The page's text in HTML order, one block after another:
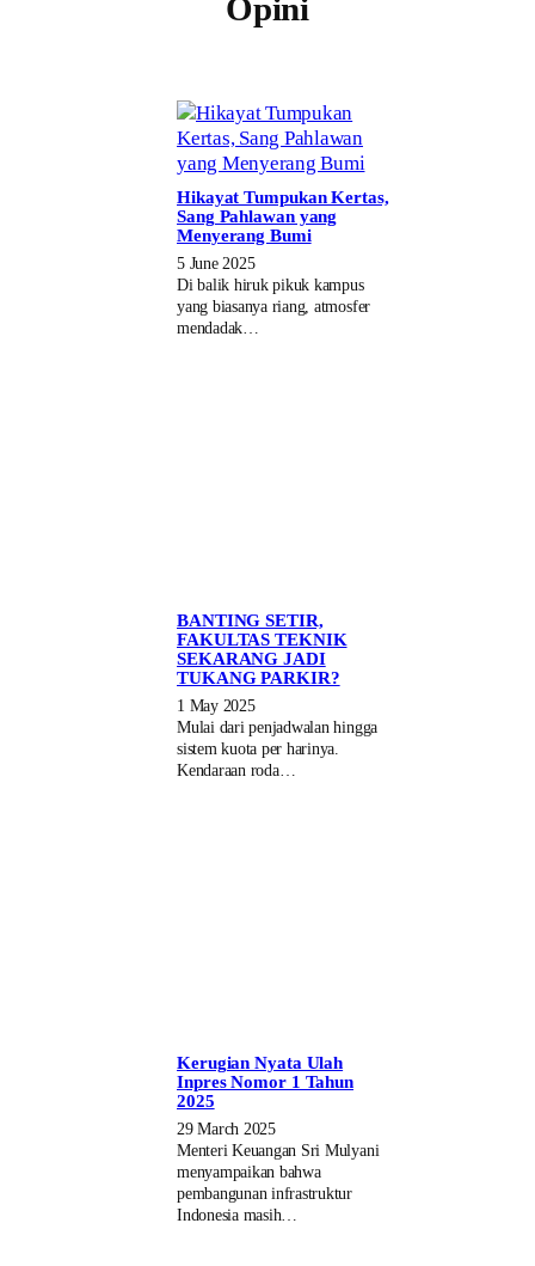
Opini
Hikayat Tumpukan Kertas,
Sang Pahlawan yang
Menyerang Bumi
5 June 2025
Di balik hiruk pikuk kampus
yang biasanya riang, atmosfer
mendadak…
BANTING SETIR,
FAKULTAS TEKNIK
SEKARANG JADI
TUKANG PARKIR?
1 May 2025
Mulai dari penjadwalan hingga
sistem kuota per harinya.
Kendaraan roda…
Kerugian Nyata Ulah
Inpres Nomor 1 Tahun
2025
29 March 2025
Menteri Keuangan Sri Mulyani
menyampaikan bahwa
pembangunan infrastruktur
Indonesia masih…